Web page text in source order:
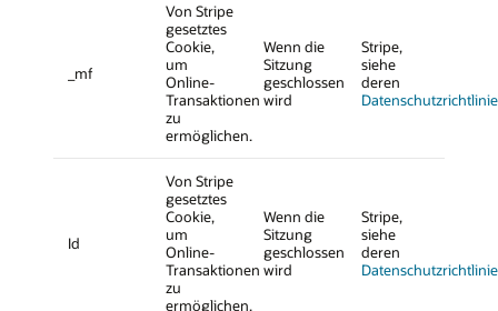
_mf
Von Stripe
gesetztes
Cookie,
um
Online-
Transaktionen
zu
ermöglichen.
Wenn die
Sitzung
geschlossen
wird
Stripe,
siehe
deren
Datenschutzrichtlinie
Id
Von Stripe
gesetztes
Cookie,
um
Online-
Transaktionen
zu
ermöglichen.
Wenn die
Sitzung
geschlossen
wird
Stripe,
siehe
deren
Datenschutzrichtlinie